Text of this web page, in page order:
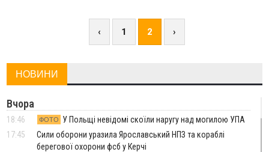
‹ 1 2 ›
НОВИНИ
Вчора
18:46 ФОТО
У Польщі невідомі скоїли наругу над могилою УПА
17:45
Сили оборони уразила Ярославський НПЗ та кораблі
берегової охорони фсб у Керчі